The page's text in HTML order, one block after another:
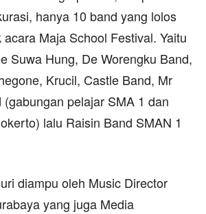
hanya 10 band yang lolos
Maja School Festival. Yaitu
Suwa Hung, De Worengku Band,
Krucil, Castle Band, Mr
pelajar SMA 1 dan
lalu Raisin Band SMAN 1
diampu oleh Music Director
yang juga Media